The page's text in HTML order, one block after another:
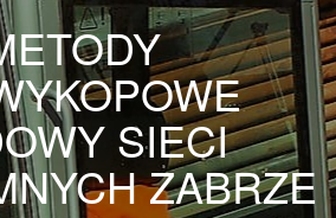
SIECI
ZABRZE